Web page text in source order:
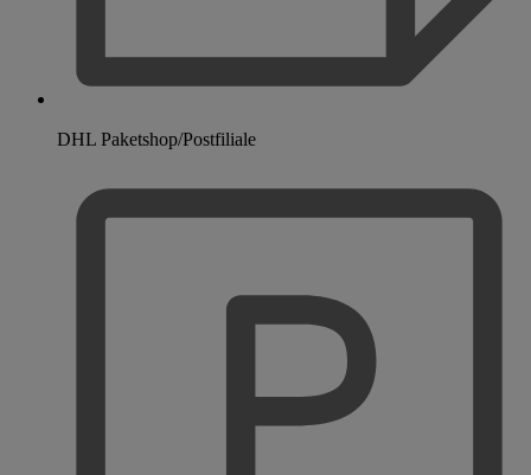
DHL Paketshop/Postfiliale